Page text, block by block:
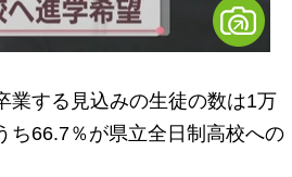
する見込みの生徒の数は1万
ち66.7％が県立全日制高校への